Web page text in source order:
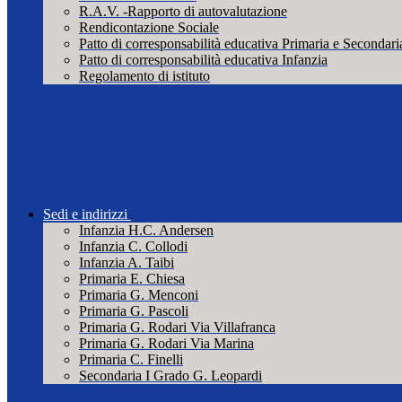
R.A.V. -Rapporto di autovalutazione
Rendicontazione Sociale
Patto di corresponsabilità educativa Primaria e
Patto di corresponsabilità educativa Infanzia
Regolamento di istituto
Sedi e indirizzi
Infanzia H.C. Andersen
Infanzia C. Collodi
Infanzia A. Taibi
Primaria E. Chiesa
Primaria G. Menconi
Primaria G. Pascoli
Primaria G. Rodari Via Villafranca
Primaria G. Rodari Via Marina
Primaria C. Finelli
Secondaria I Grado G. Leopardi